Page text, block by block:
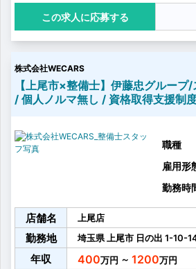
来ます。
【具体的には】
・車検、点検などの整備業務
・自動車検査員資格を保有し
・自動車整備・点検等に関わる
応募する
株式会社WECARS
【上尾市×整備士】伊藤忠グループ
/ 個人ノルマ無し / 資格取得支援制
職種
雇用形
勤務時
店舗名 上尾店
勤務地 埼玉県 上尾市 日の出 1-10-
年収 400 ～ 1200